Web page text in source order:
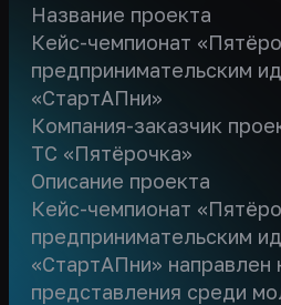
Название проекта
Кейс-чемпионат
предпринимательским
«СтартАПни»
Компания-заказчик
ТС «Пятёрочка»
Описание проекта
Кейс-чемпионат
предпринимательским
«СтартАПни» направлен
представления среди